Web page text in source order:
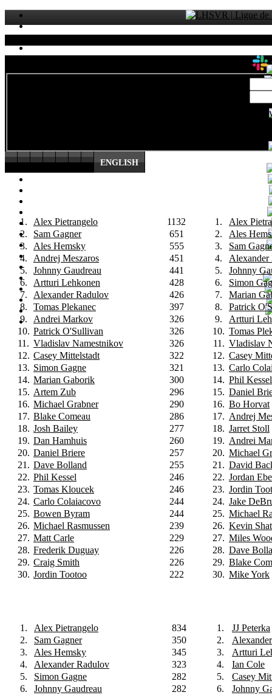
ENGLISH
1. Alex Pietrangelo
1132
2.
Sam Gagner
651
3.
Ales Hemsky
555
4.
Andrej Meszaros
451
5.
Johnny Gaudreau
441
6.
Artturi Lehkonen
428
7.
Alexander Radulov
426
8.
Tomas Plekanec
397
9.
Andrei Markov
326
10. Patrick O'Sullivan
326
11. Vladislav Namestnikov
326
12. Casey Mittelstadt
322
13. Simon Gagne
321
14. Marian Gaborik
300
15. Artem Zub
296
16. Michael Grabner
290
17. Blake Comeau
286
18. Josh Bailey
277
19. Dan Hamhuis
260
20. Daniel Briere
257
21. Dave Bolland
255
22. Phil Kessel
246
23. Tomas Kloucek
246
24. Carlo Colaiacovo
244
25. Bowen Byram
244
26. Michael Rasmussen
239
27. Matt Carle
229
28. Frederik Duguay
226
29. Craig Smith
226
30. Jordin Tootoo 222
1.
Alex
2.
Ales
3.
Sam
4.
Alexander
5.
Johnny
6.
Simon
7.
Marian
8.
Patrick
9.
Artturi
10. Tomas
11. Vladislav
12. Casey
13. Carlo
14. Phil Kessel
15. Daniel
16. Bo Horvat
17. Andrej
18. Jarret Stoll
19. Andrei
20. Michael
21. David
22. Jordan
23. Jordin
24. Jake
25. Michael
26. Kevin
27. Miles
28. Dave
29. Blake
30. Mike York
1. Alex Pietrangelo
834
2.
Sam Gagner
350
3.
Ales Hemsky
345
4.
Alexander Radulov
323
5.
Simon Gagne
282
6.
Johnny Gaudreau
282
1.
JJ Peterka
2.
3.
Artturi
4.
Ian Cole
5.
Casey
6.
Johnny